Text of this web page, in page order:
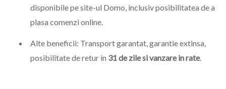
disponibile pe site-ul Domo, inclusiv posibilitatea de a
plasa comenzi online.
Alte beneficii: Transport garantat, garantie extinsa,
posibilitate de retur in 31 de zile si vanzare in rate.